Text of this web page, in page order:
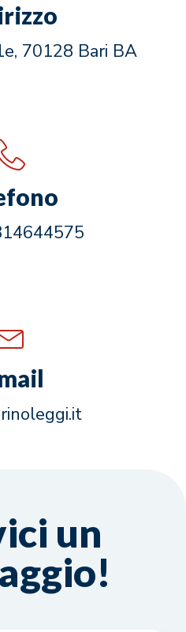
70128 Bari BA
un